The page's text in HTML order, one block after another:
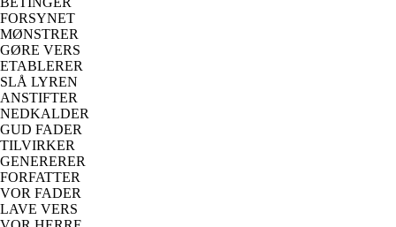
FORSYNET
MØNSTRER
GØRE VERS
ETABLERER
SLÅ LYREN
ANSTIFTER
NEDKALDER
GUD FADER
TILVIRKER
GENERERER
FORFATTER
VOR FADER
LAVE VERS